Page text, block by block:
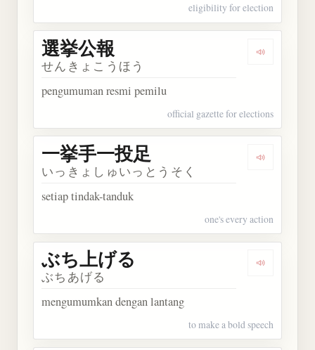
eligibility for election
Dengarkan
選挙公報
せんきょこうほう
pengumuman resmi pemilu
official gazette for elections
Dengarkan
一挙手一投足
いっきょしゅいっとうそく
setiap tindak-tanduk
one's every action
Dengarkan
ぶち上げる
ぶちあげる
mengumumkan dengan lantang
to make a bold speech